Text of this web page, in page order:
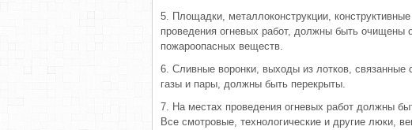
5. Площадки, металлоконструкции,
проведения огневых работ, должны быть очищены
пожароопасных веществ.
6. Сливные воронки, выходы из лотков, связанные
газы и пары, должны быть перекрыты.
7. На местах проведения огневых работ должны
Все смотровые, технологические и другие люки,